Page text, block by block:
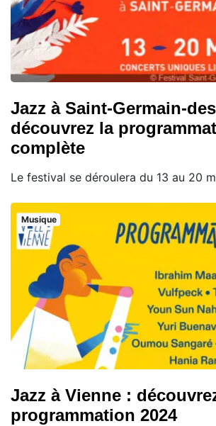
Jazz à Saint-Germain-
découvrez la
complète
Le festival se déroulera du 13 au 20
Musique
Jazz à Vienne :
programmation 2024